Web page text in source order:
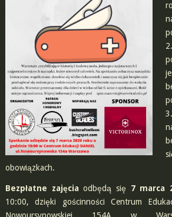
obowiązkach.
Bezpłatne zajęciaodbędą się 7 marca
10:00, dzięki gościnności Centrum